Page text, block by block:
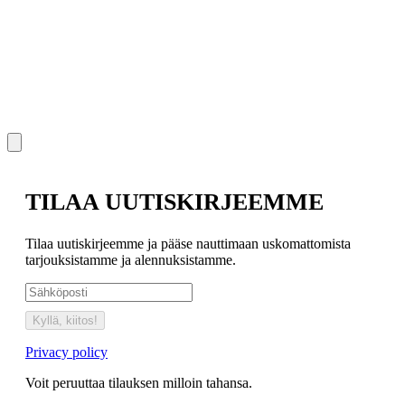
TILAA UUTISKIRJEEMME
Tilaa uutiskirjeemme ja pääse nauttimaan uskomattomista
tarjouksistamme ja alennuksistamme.
Kyllä, kiitos!
Privacy policy
Voit peruuttaa tilauksen milloin tahansa.